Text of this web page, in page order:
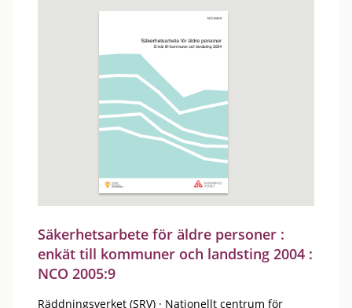
Säkerhetsarbete för äldre personer :
enkät till kommuner och landsting 2004 :
NCO 2005:9
Räddningsverket (SRV) · Nationellt centrum för